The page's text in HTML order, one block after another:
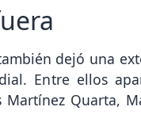
dejó una
Entre ellos
Martínez Quarta,